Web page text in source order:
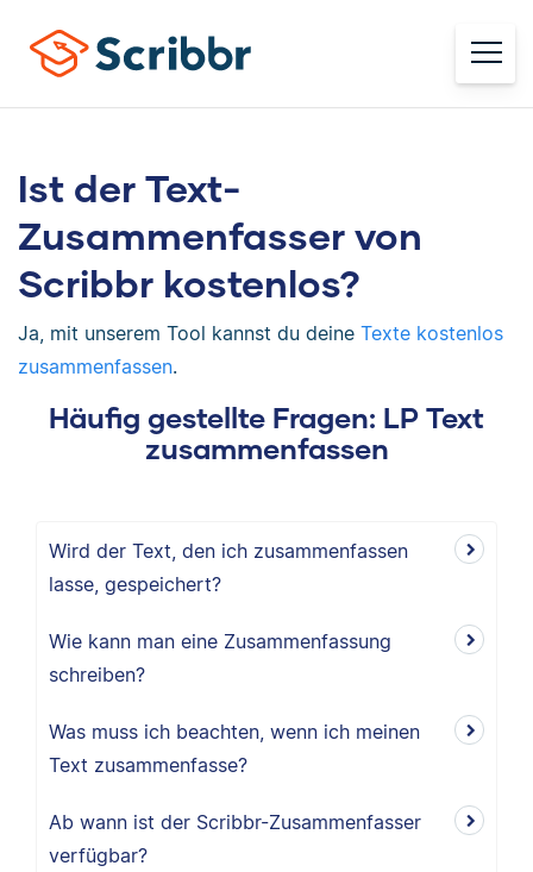
Ist der Text-
Zusammenfasser von
Scribbr kostenlos?
Ja, mit unserem Tool kannst du deine Texte kostenlos
zusammenfassen.
Häufig gestellte Fragen: LP Text
zusammenfassen
Wird der Text, den ich zusammenfassen
lasse, gespeichert?
Wie kann man eine Zusammenfassung
schreiben?
Was muss ich beachten, wenn ich meinen
Text zusammenfasse?
Ab wann ist der Scribbr-Zusammenfasser
verfügbar?